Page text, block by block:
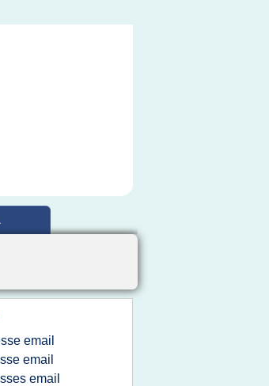
email
email
email